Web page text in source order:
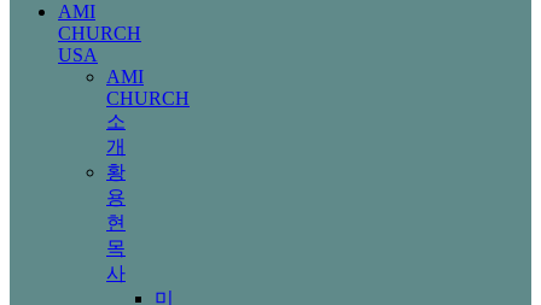
AMI
CHURCH
USA
AMI
CHURCH
소
개
황
용
현
목
사
미